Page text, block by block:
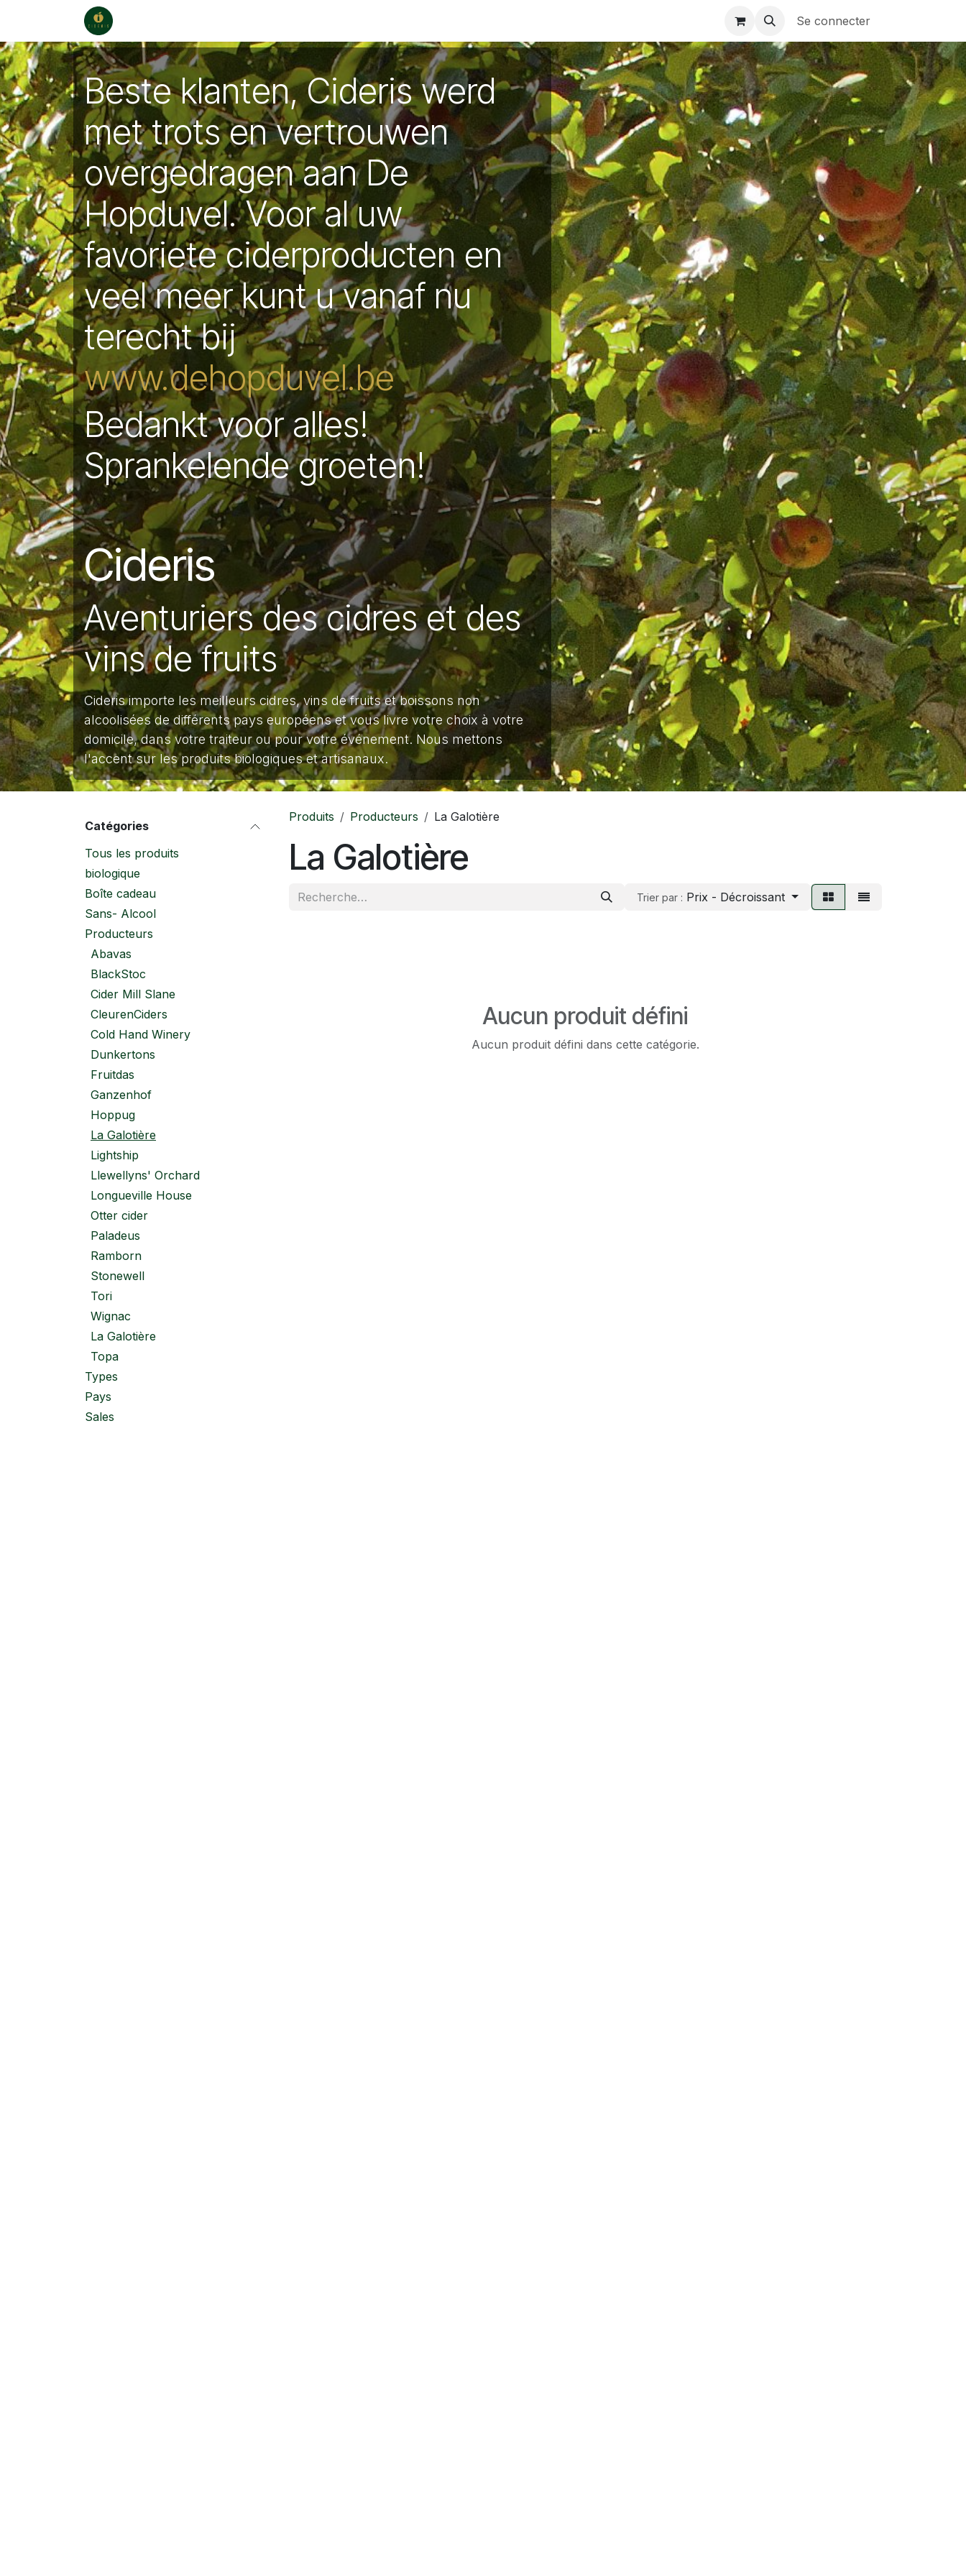
Se rendre au contenu
Se connecter
Beste klanten, Cideris werd
met trots en vertrouwen
overgedragen aan De
Hopduvel. Voor al uw
favoriete ciderproducten en
veel meer kunt u vanaf nu
terecht bij
www.dehopduvel.be
Bedankt voor alles!
Sprankelende groeten!
Cideris
Aventuriers des cidres et des
vins de fruits
Cideris importe les meilleurs cidres, vins de fruits et boissons non
alcoolisées de différents pays européens et vous livre votre choix à votre
domicile, dans votre traiteur ou pour votre événement. Nous mettons
l'accent sur les produits biologiques et artisanaux.
Catégories
Tous les produits
biologique
Boîte cadeau
Sans- Alcool
Producteurs
Abavas
BlackStoc
Cider Mill Slane
CleurenCiders
Cold Hand Winery
Dunkertons
Fruitdas
Ganzenhof
Hoppug
La Galotière
Lightship
Llewellyns' Orchard
Longueville House
Otter cider
Paladeus
Ramborn
Stonewell
Tori
Wignac
La Galotière
Topa
Types
Pays
Sales
Produits Producteurs La Galotière
La Galotière
Trier par : Prix - Décroissant
Aucun produit défini
Aucun produit défini dans cette catégorie.